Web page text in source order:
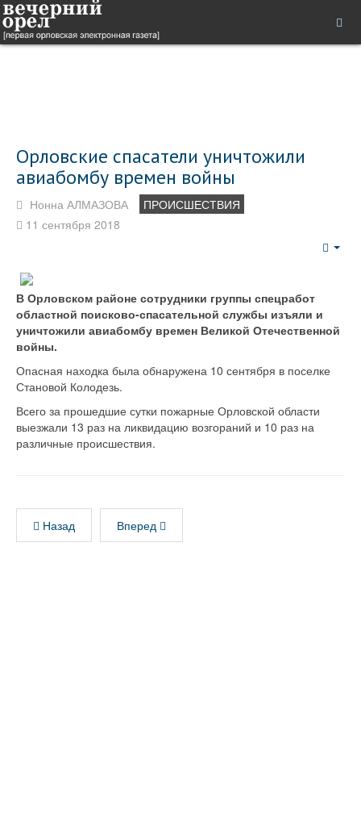
Орловские спасатели уничтожили
авиабомбу времен войны
Нонна АЛМАЗОВА
ПРОИСШЕСТВИЯ
11 сентября 2018
В Орловском районе сотрудники группы спецработ
областной поисково-спасательной службы изъяли и
уничтожили авиабомбу времен Великой Отечественной
войны.
Опасная находка была обнаружена 10 сентября в поселке
Становой Колодезь.
Всего за прошедшие сутки пожарные Орловской области
выезжали 13 раз на ликвидацию возгораний и 10 раз на
различные происшествия.
Назад Вперед